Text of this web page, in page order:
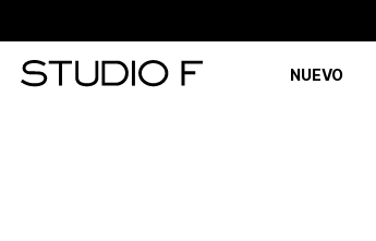
NUEVO